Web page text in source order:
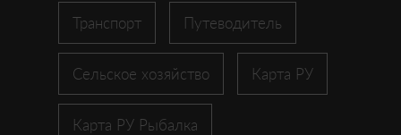
Транспорт Путеводитель
Сельское хозяйство Карта РУ
Карта РУ Рыбалка